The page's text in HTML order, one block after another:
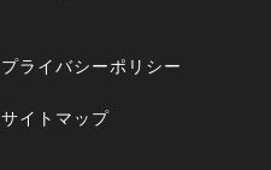
プライバシーポリシー
サイトマップ